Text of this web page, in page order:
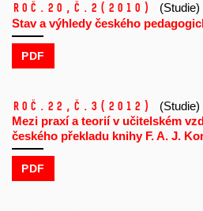
Roč.20, č.2 (2010)
(Studie)
Stav a výhledy českého
PDF
Roč.22, č.3 (2012)
(Studie)
Mezi praxí a teorií v učitelském
českého překladu knihy F. A. J.
PDF